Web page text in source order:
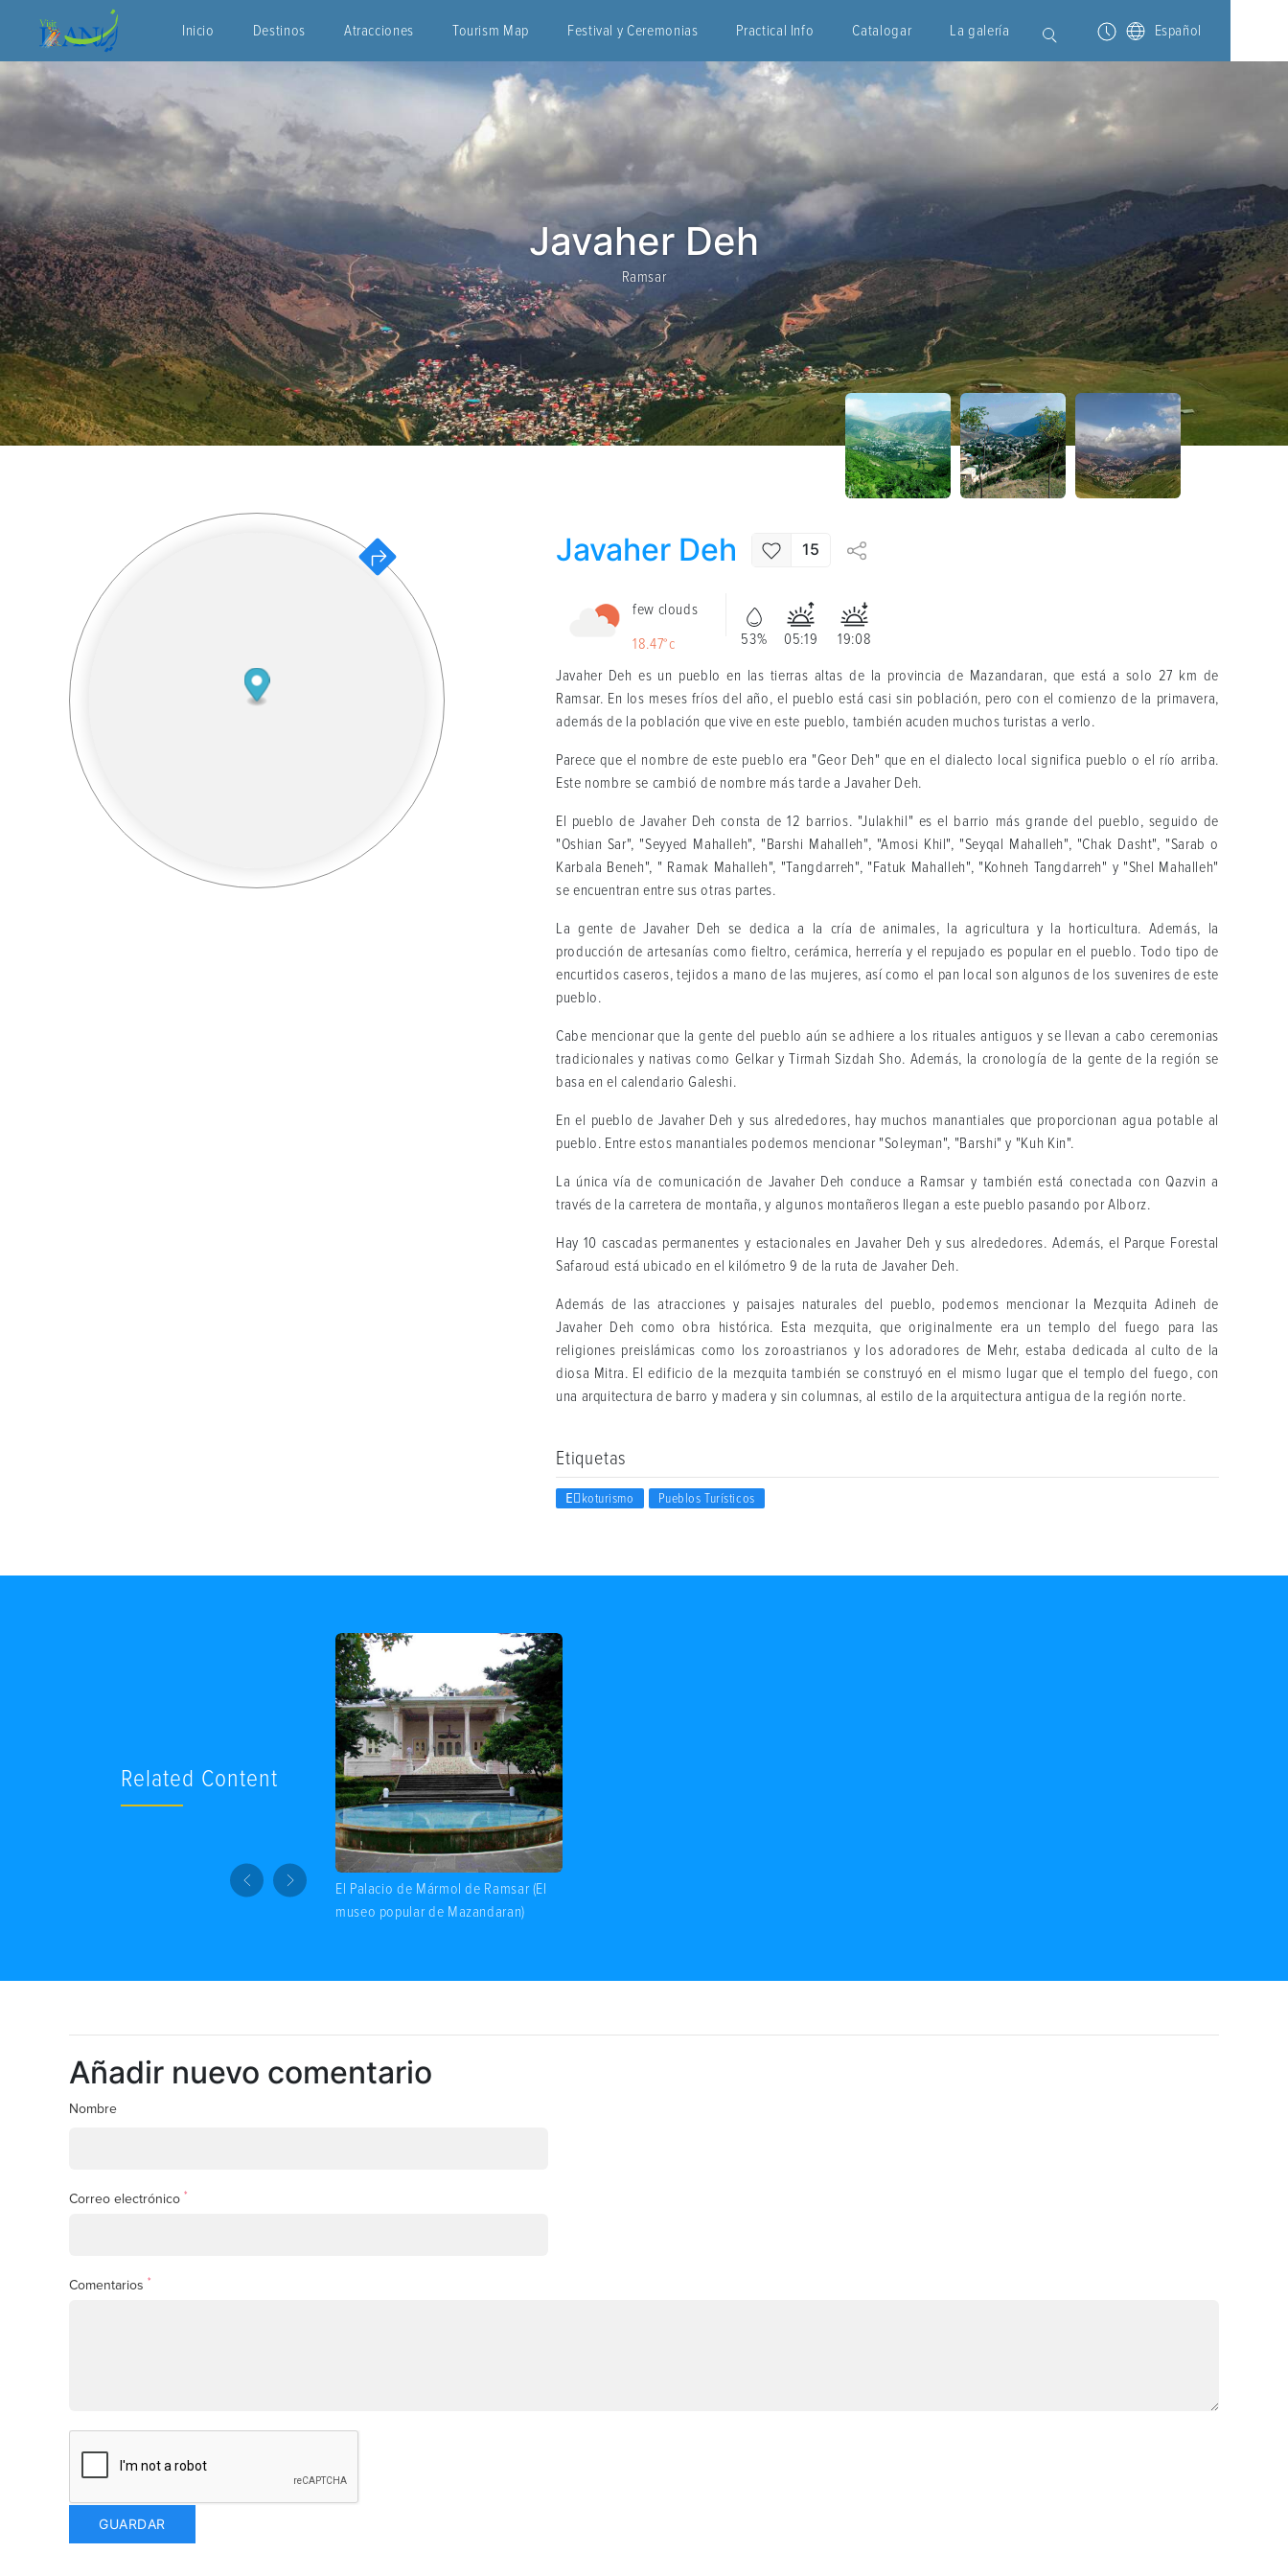
Inicio Destinos Atracciones Tourism Map Festival y Ceremonias Practical Info Catalogar La galería Español
Javaher Deh
Ramsar
Javaher Deh 15
few clouds
18.47°c
53% 05:19
19:08
Javaher Deh es un pueblo en las tierras altas de la provincia de Mazandaran, que está a solo 27 km de
Ramsar. En los meses fríos del año, el pueblo está casi sin población, pero con el comienzo de la primavera,
además de la población que vive en este pueblo, también acuden muchos turistas a verlo.
Parece que el nombre de este pueblo era "Geor Deh" que en el dialecto local significa pueblo o el río arriba.
Este nombre se cambió de nombre más tarde a Javaher Deh.
El pueblo de Javaher Deh consta de 12 barrios. "Julakhil" es el barrio más grande del pueblo, seguido de
"Oshian Sar", "Seyyed Mahalleh", "Barshi Mahalleh", "Amosi Khil", "Seyqal Mahalleh", "Chak Dasht", "Sarab o
Karbala Beneh", " Ramak Mahalleh", "Tangdarreh", "Fatuk Mahalleh", "Kohneh Tangdarreh" y "Shel Mahalleh"
se encuentran entre sus otras partes.
La gente de Javaher Deh se dedica a la cría de animales, la agricultura y la horticultura. Además, la
producción de artesanías como fieltro, cerámica, herrería y el repujado es popular en el pueblo. Todo tipo de
encurtidos caseros, tejidos a mano de las mujeres, así como el pan local son algunos de los suvenires de este
pueblo.
Cabe mencionar que la gente del pueblo aún se adhiere a los rituales antiguos y se llevan a cabo ceremonias
tradicionales y nativas como Gelkar y Tirmah Sizdah Sho. Además, la cronología de la gente de la región se
basa en el calendario Galeshi.
En el pueblo de Javaher Deh y sus alrededores, hay muchos manantiales que proporcionan agua potable al
pueblo. Entre estos manantiales podemos mencionar "Soleyman", "Barshi" y "Kuh Kin".
La única vía de comunicación de Javaher Deh conduce a Ramsar y también está conectada con Qazvin a
través de la carretera de montaña, y algunos montañeros llegan a este pueblo pasando por Alborz.
Hay 10 cascadas permanentes y estacionales en Javaher Deh y sus alrededores. Además, el Parque Forestal
Safaroud está ubicado en el kilómetro 9 de la ruta de Javaher Deh.
Además de las atracciones y paisajes naturales del pueblo, podemos mencionar la Mezquita Adineh de
Javaher Deh como obra histórica. Esta mezquita, que originalmente era un templo del fuego para las
religiones preislámicas como los zoroastrianos y los adoradores de Mehr, estaba dedicada al culto de la
diosa Mitra. El edificio de la mezquita también se construyó en el mismo lugar que el templo del fuego, con
una arquitectura de barro y madera y sin columnas, al estilo de la arquitectura antigua de la región norte.
Etiquetas
Eٍkoturismo Pueblos Turísticos
Related Content
El Palacio de Mármol de Ramsar (El
museo popular de Mazandaran)
Añadir nuevo comentario
Nombre
Correo electrónico *
Comentarios *